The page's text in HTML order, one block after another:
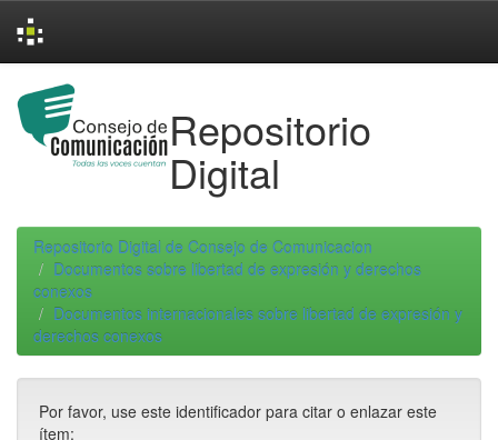
navigation
Repositorio
Digital
Repositorio Digital de Consejo de Comunicacion
Documentos sobre libertad de expresión y derechos
conexos
Documentos internacionales sobre libertad de expresión y
derechos conexos
Por favor, use este identificador para citar o enlazar este
ítem: